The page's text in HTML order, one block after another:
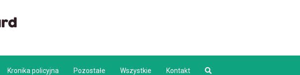
Kronika policyjna Pozostałe Wszystkie Kontakt